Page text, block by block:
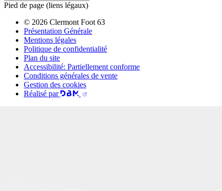
Pied de page (liens légaux)
© 2026 Clermont Foot 63
Présentation Générale
Mentions légales
Politique de confidentialité
Plan du site
Accessibilité: Partiellement conforme
Conditions générales de vente
Gestion des cookies
Réalisé par